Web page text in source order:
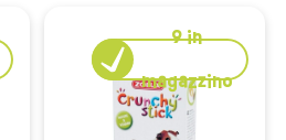
9in
magazzino